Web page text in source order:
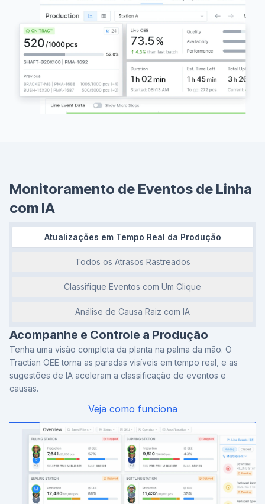
Monitoramento de Eventos de Linha
com IA
Atualizações em Tempo Real da Produção
Todos os Atrasos Rastreados
Classifique Eventos com Um Clique
Análise de Causa Raiz com IA
Acompanhe e Controle a Produção
Tenha uma visão completa da planta na palma da mão. O
Tractian OEE torna as paradas visíveis em tempo real, e as
sugestões de IA aceleram a classificação de eventos e
causas.
Veja como funciona